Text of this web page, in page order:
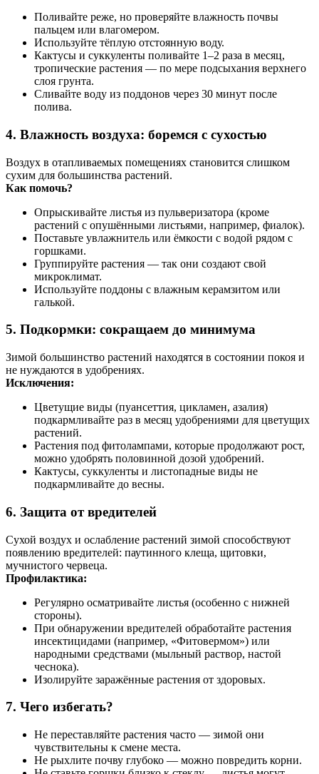
Поливайте реже, но проверяйте влажность почвы
пальцем или влагомером.
Используйте тёплую отстоянную воду.
Кактусы и суккуленты поливайте 1–2 раза в месяц,
тропические растения — по мере подсыхания верхнего
слоя грунта.
Сливайте воду из поддонов через 30 минут после
полива.
4. Влажность воздуха: боремся с сухостью
Воздух в отапливаемых помещениях становится слишком
сухим для большинства растений.
Как помочь?
Опрыскивайте листья из пульверизатора (кроме
растений с опушёнными листьями, например, фиалок).
Поставьте увлажнитель или ёмкости с водой рядом с
горшками.
Группируйте растения — так они создают свой
микроклимат.
Используйте поддоны с влажным керамзитом или
галькой.
5. Подкормки: сокращаем до минимума
Зимой большинство растений находятся в состоянии покоя и
не нуждаются в удобрениях.
Исключения:
Цветущие виды (пуансеттия, цикламен, азалия)
подкармливайте раз в месяц удобрениями для цветущих
растений.
Растения под фитолампами, которые продолжают рост,
можно удобрять половинной дозой удобрений.
Кактусы, суккуленты и листопадные виды не
подкармливайте до весны.
6. Защита от вредителей
Сухой воздух и ослабление растений зимой способствуют
появлению вредителей: паутинного клеща, щитовки,
мучнистого червеца.
Профилактика:
Регулярно осматривайте листья (особенно с нижней
стороны).
При обнаружении вредителей обработайте растения
инсектицидами (например, «Фитовермом») или
народными средствами (мыльный раствор, настой
чеснока).
Изолируйте заражённые растения от здоровых.
7. Чего избегать?
Не переставляйте растения часто — зимой они
чувствительны к смене места.
Не рыхлите почву глубоко — можно повредить корни.